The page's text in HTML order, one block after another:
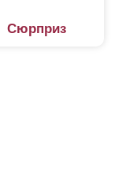
Сюрприз